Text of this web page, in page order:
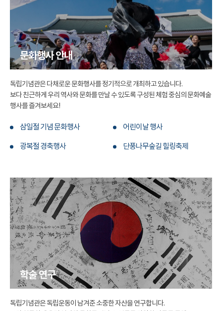
문화행사 안내
독립기념관은 다채로운 문화행사를 정기적으로 개최하고 있습니다.
보다 친근하게 우리 역사와 문화를 만날 수 있도록 구성된 체험 중심의 문화예술
행사를 즐겨보세요!
삼일절 기념 문화행사 어린이날 행사
광복절 경축행사 단풍나무숲길 힐링축제
학술 연구
독립기념관은 독립운동이 남겨준 소중한 자산을 연구합니다.